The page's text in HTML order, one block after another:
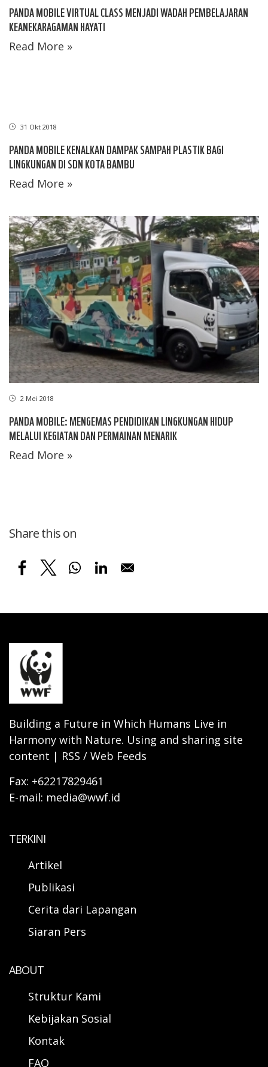
PANDA MOBILE VIRTUAL CLASS MENJADI WADAH PEMBELAJARAN
KEANEKARAGAMAN HAYATI
Read More »
31 Okt 2018
PANDA MOBILE KENALKAN DAMPAK SAMPAH PLASTIK BAGI
LINGKUNGAN DI SDN KOTA BAMBU
Read More »
2 Mei 2018
PANDA MOBILE: MENGEMAS PENDIDIKAN LINGKUNGAN HIDUP
MELALUI KEGIATAN DAN PERMAINAN MENARIK
Read More »
Share this on
Building a Future in Which Humans Live in
Harmony with Nature. Using and sharing site
content | RSS / Web Feeds
Fax: +62217829461
E-mail: media@wwf.id
TERKINI
Artikel
Publikasi
Cerita dari Lapangan
Siaran Pers
ABOUT
Struktur Kami
Kebijakan Sosial
Kontak
FAQ